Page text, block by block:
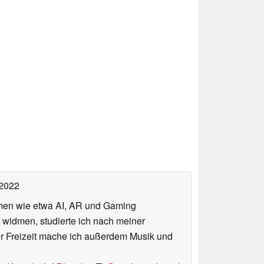
wie etwa AI, AR und Gaming
studierte ich nach meiner
mache ich außerdem Musik und